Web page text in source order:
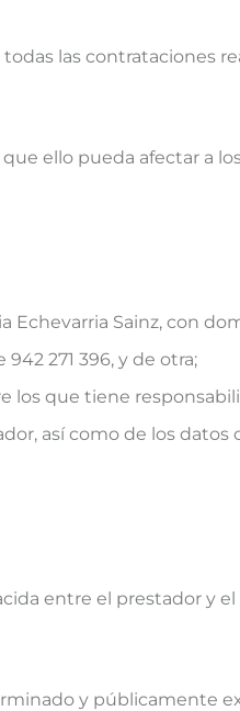
las contrataciones
ello pueda afectar a
Sainz, con
271 396, y de otra;
los que tiene
así como de los
entre el prestador y
y públicamente